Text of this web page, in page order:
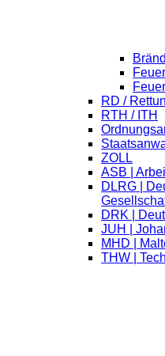
RD /
RTH / ITH
ZOLL
ASB |
DLRG |
DRK |
JUH |
MHD |
THW |